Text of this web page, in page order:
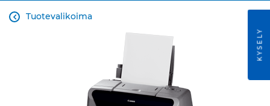
Tuotevalikoima

KYSELY